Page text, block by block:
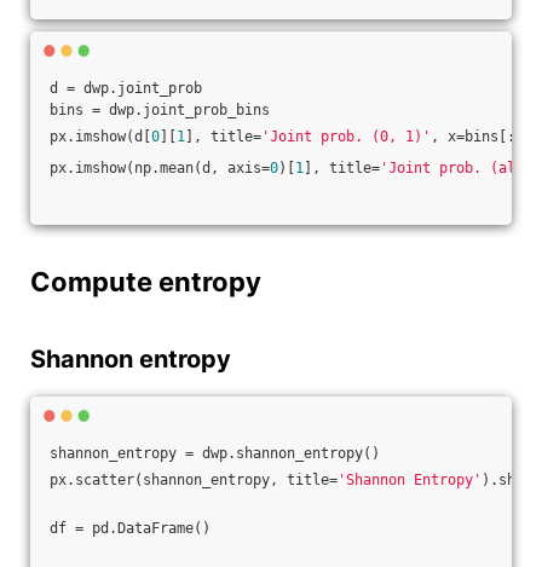
d = dwp.joint_prob
bins = dwp.joint_prob_bins
px.imshow(d[ 0 1 ], title= 'Joint prob. (0, 1)' , x=bins[:
px.imshow(np.mean(d, axis=0)[ 1 ], title= 'Joint prob. (all,
Compute entropy
Shannon entropy
shannon_entropy = dwp.shannon_entropy()
px.scatter(shannon_entropy, title= 'Shannon Entropy'
df = pd.DataFrame()